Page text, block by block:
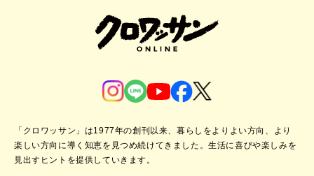
「クロワッサン」は1977年の創刊以来、暮らしをよりよい方向、より
楽しい方向に導く知恵を見つめ続けてきました。生活に喜びや楽しみを
見出すヒントを提供していきます。